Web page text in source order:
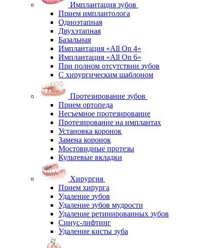
Имплантация зубов
Прием имплантолога
Одноэтапная
Двухэтапная
Базальная
Имплантация «All On 4»
Имплантация «All On 6»
При полном отсутствии зубов
С хирургическим шаблоном
Протезирование зубов
Прием ортопеда
Несъемное протезирование
Протезирование на имплантах
Установка коронок
Замена коронок
Мостовидные протезы
Культевые вкладки
Хирургия
Прием хирурга
Удаление зубов
Удаление зубов мудрости
Удаление ретинированных зубов
Синус-лифтинг
Удаление кисты зуба